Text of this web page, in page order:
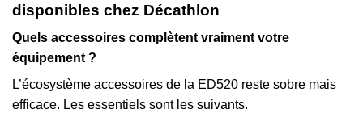
disponibles chez Décathlon
Quels accessoires complètent vraiment votre
équipement ?
L’écosystème accessoires de la ED520 reste sobre mais
efficace. Les essentiels sont les suivants.